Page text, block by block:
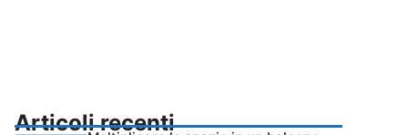
Articoli recenti